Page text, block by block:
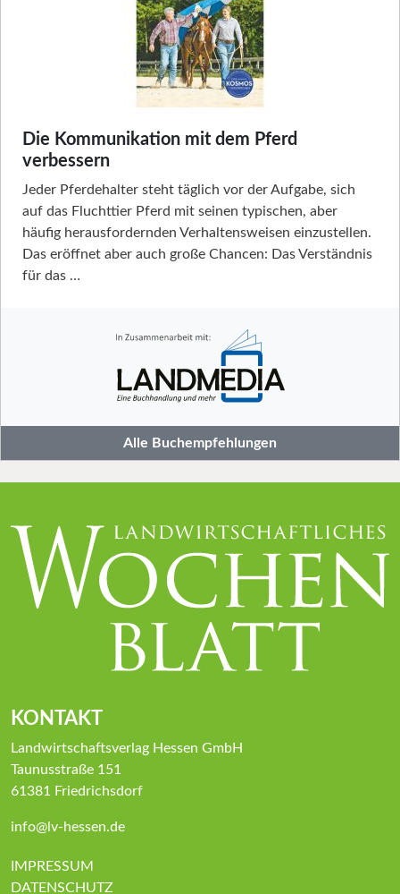
Die Kommunikation mit dem Pferd
verbessern
Jeder Pferdehalter steht täglich vor der Aufgabe, sich
auf das Fluchttier Pferd mit seinen typischen, aber
häufig herausfordernden Verhaltensweisen einzustellen.
Das eröffnet aber auch große Chancen: Das Verständnis
für das …
Alle Buchempfehlungen
KONTAKT
Landwirtschaftsverlag Hessen GmbH
Taunusstraße 151
61381 Friedrichsdorf
info@lv-hessen.de
IMPRESSUM
DATENSCHUTZ